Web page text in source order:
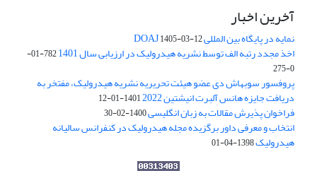
آخرین اخبار
نمایه در پایگاه بین المللی DOAJ1405-03-12
اخذ مجدد رتبه الف توسط نشریه هیدرولیک در ارزیابی سال 1401
782-01-
0-275
پروفسور سوبهاش دی عضو هیئت تحریریه نشریه هیدرولیک، مفتخر به
دریافت جایزه هانس آلبرت انیشتین 2022 1401-01-12
فراخوان پذیرش مقالات به زبان انگلیسی1400-02-30
انتخاب و معرفی داور برگزیده مجله هیدرولیک در کنفرانس سالیانه
هیدرولیک1398-04-01